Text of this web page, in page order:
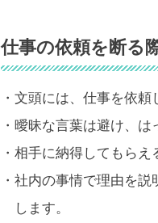
仕事の依頼を断る
・文頭には、仕事を依
・曖昧な言葉は避け、
・相手に納得してもら
・社内の事情で理由を
します。